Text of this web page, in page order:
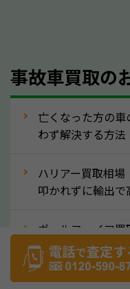
あるため、まずは山
てお気軽にご相談く
⑥車の需要が高
高価買取のポイン
買取依頼をするのも
めになる可能性もあ
れば、高い価格でも
生活に向けた準備を
需要が高いです。ま
事故車買取の
亡くなった方の
わず解決する方法
ハリアー買取相場
叩かれずに輸出で
ヴェルファイア買
でも「輸出」で高
デリカD:5買取相